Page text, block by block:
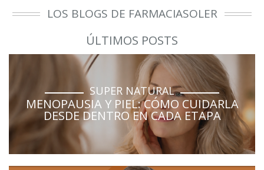
LOS BLOGS DE FARMACIASOLER
ÚLTIMOS POSTS
SUPER NATURAL
MENOPAUSIA Y PIEL: CÓMO CUIDARLA
DESDE DENTRO EN CADA ETAPA